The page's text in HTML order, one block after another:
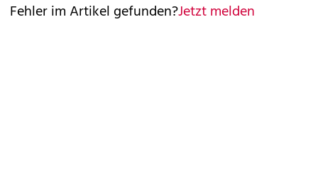
Fehler im Artikel gefunden?Jetzt melden